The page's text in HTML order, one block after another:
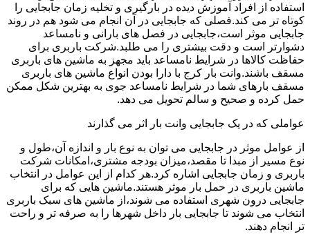
استفاده از افراد آموزش دیده در بارگیری و تخلیه زمان جابجایی را
کوتاه تر می کند.فصلی که جابجایی در آن انجام می شود هم در روند
جابجایی موثر است،جابجایی در فصل های بارانی و نامساعد
دشوارتر است و دقت بیشتری را می طلبد.شرکت باربری برای
حفاظت کالاها در شرایط نامساعد باید مجهز به ماشین های باربری
مسقف باشند.وانت بار کرج با دارا بودن انواع ماشین های باربری
مسقف بارهای شما در شرایط نامساعد جوی به بهترین شکل ممکن
حمل کرده و صحیح و سالم تحویل می دهد.
عواملی که در یک جابجایی وانت بار اثر می گذارند
از عوامل موثر در جابجایی می توان به نوع بار و اندازه آن،طول و
نوع مسیر از مبدا تا مقصد،میزان بودجه مشتری،امکانات شرکت
باربری و زمان جابجایی اشاره کرد.هر کدام از این عوامل در انتخاب
ماشین باربری در حمل بار موثر هستند.ماشین هایی که برای
جابجایی درون شهری استفاده می شوند،از ماشین های سبک باربری
انتخاب می شوند تا جابجایی بار داخل شهرها را به صرفه تر و راحت
تر انجام دهند.